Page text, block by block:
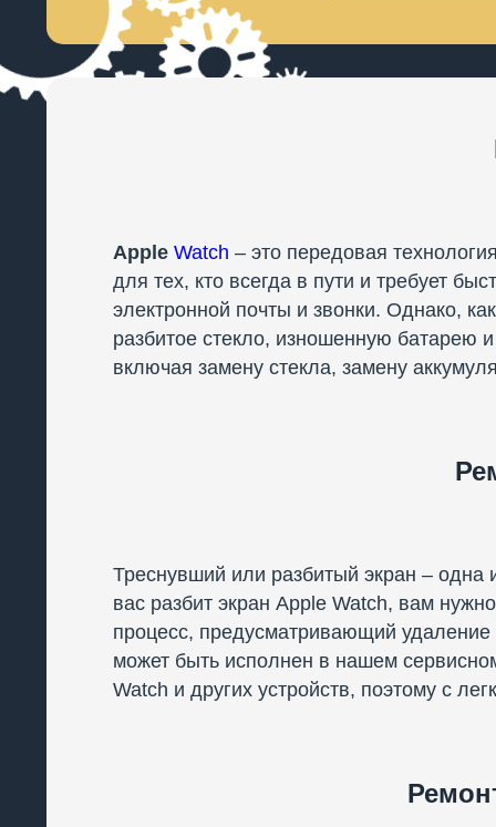
Исключение
пломбы
Apple Watch – это передовая
для тех, кто всегда в пути и требует
электронной почты и звонки. Однако,
разбитое стекло, изношенную батарею
включая замену стекла, замену
Треснувший или разбитый экран – одна
вас разбит экран Apple Watch, вам
процесс, предусматривающий удаление
может быть исполнен в нашем
Watch и других устройств, поэтому с